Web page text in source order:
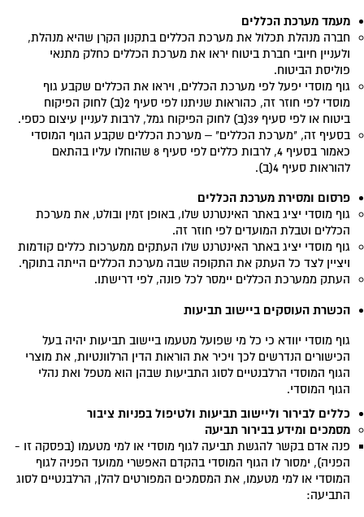
מעמד מערכת הכללים
חברה מנהלת תכלול את מערכת הכללים בתקנון הקרן שהיא מנהלת,
ולעניין חיובי חברת ביטוח יראו את מערכת הכללים כחלק מתנאי
פוליסת הביטוח.
גוף מוסדי יפעל לפי מערכת הכללים, ויראו את הכללים שקבע גוף
מוסדי לפי חוזר זה, כהוראות שניתנו לפי סעיף 2(ב) לחוק הפיקוח
ביטוח או לפי סעיף 39(ב) לחוק הפיקוח גמל, לרבות לעניין עיצום כספי.
בסעיף זה, "מערכת הכללים" – מערכת הכללים שקבע הגוף המוסדי
כאמור בסעיף 4, לרבות כללים לפי סעיף 8 שהוחלו עליו בהתאם
להוראות סעיף 4(ב).
פרסום ומסירת מערכת הכללים
גוף מוסדי יציג באתר האינטרנט שלו, באופן זמין ובולט, את מערכת
הכללים וטבלת המועדים לפי חוזר זה.
גוף מוסדי יציג באתר האינטרנט שלו העתקים ממערכות כללים קודמות
ויציין לצד כל העתק את התקופה שבה מערכת הכללים הייתה בתוקף.
העתק ממערכת הכללים יימסר לכל פונה, לפי דרישתו.
הכשרת העוסקים ביישוב תביעות
גוף מוסדי יוודא כי כל מי שפועל מטעמו ביישוב תביעות יהיה בעל
הכישורים הנדרשים לכך ויכיר את הוראות הדין הרלוונטיות, את מוצרי
הגוף המוסדי הרלבנטיים לסוג התביעות שבהן הוא מטפל ואת נהלי
הגוף המוסדי.
כללים לבירור וליישוב תביעות ולטיפול בפניות ציבור
מסמכים ומידע בבירור תביעה
פנה אדם בקשר להגשת תביעה לגוף מוסדי או למי מטעמו (בפסקה זו -
הפניה), ימסור לו הגוף המוסדי בהקדם האפשרי ממועד הפניה לגוף
המוסדי או למי מטעמו, את המסמכים המפורטים להלן, הרלבנטיים לסוג
התביעה: